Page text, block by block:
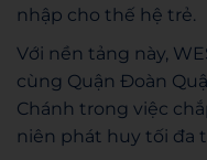
nhập cho thế hệ trẻ.
Với nền tảng này,
cùng Quận Đoàn
Chánh trong việc
niên phát huy tối đa